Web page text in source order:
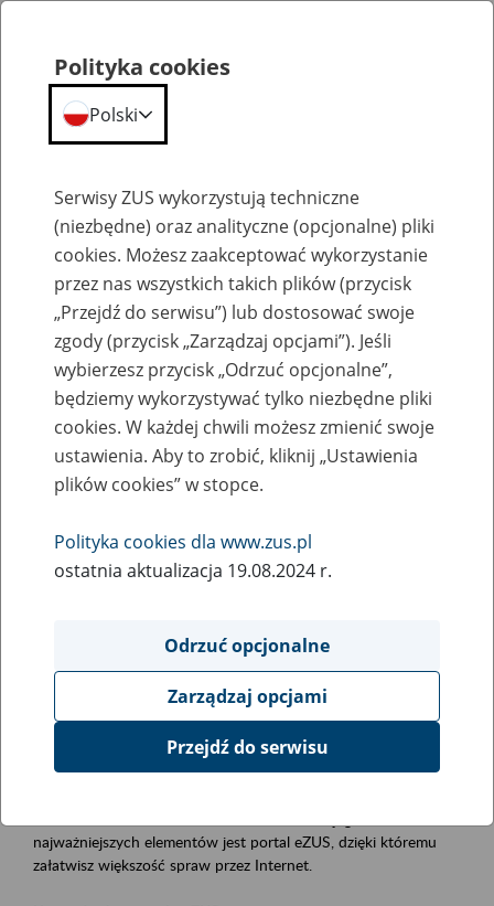
Szkolenia
Zaproś ZUS do siebie - zakładanie profili
eZUS w siedzibie Twojej firmy
Rodzaj wydarzenia
Szkolenia
Obszar merytoryczny
obsługa klientów
Opis wydarzenia
Platforma Usług Elektronicznych eZUS
najważniejszych elementów jest portal eZUS, dzięki któremu
załatwisz większość spraw przez Internet.
Polityka cookies
Polski
Serwisy ZUS wykorzystują techniczne
(niezbędne) oraz analityczne (opcjonalne) pliki
cookies. Możesz zaakceptować wykorzystanie
przez nas wszystkich takich plików (przycisk
„Przejdź do serwisu”) lub dostosować swoje
zgody (przycisk „Zarządzaj opcjami”). Jeśli
wybierzesz przycisk „Odrzuć opcjonalne”,
będziemy wykorzystywać tylko niezbędne pliki
cookies. W każdej chwili możesz zmienić swoje
ustawienia. Aby to zrobić, kliknij „Ustawienia
plików cookies” w stopce.
Polityka cookies dla www.zus.pl
ostatnia aktualizacja 19.08.2024 r.
Odrzuć opcjonalne
Zarządzaj opcjami
Przejdź do serwisu